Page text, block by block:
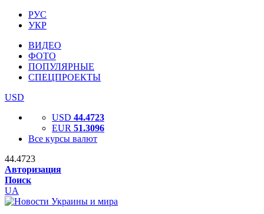
РУС
УКР
ВИДЕО
ФОТО
ПОПУЛЯРНЫЕ
СПЕЦПРОЕКТЫ
USD
USD 44.4723
EUR 51.3096
Все курсы валют
44.4723
Авторизация
Поиск
UA